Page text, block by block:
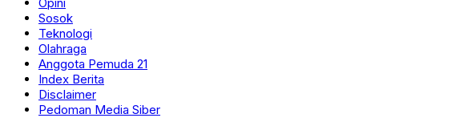
Sosok
Teknologi
Olahraga
Anggota Pemuda 21
Index Berita
Disclaimer
Pedoman Media Siber